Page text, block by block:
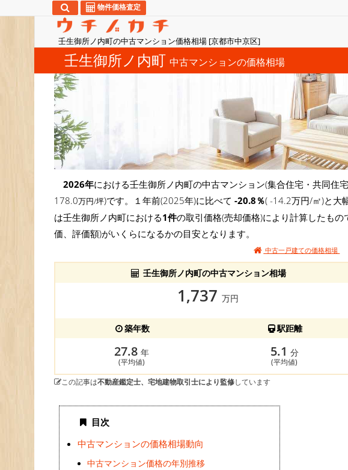
壬生御所ノ内町の中古マンション価格相場 [京都市中京区]
物件価格査定
壬生御所ノ内町 中古マンションの価格相場
2026年における壬生御所ノ内町の中古マンション(集合住宅・共同住
178.0万円/坪)です。１年前(2025年)に比べて -20.8％( -14.2万円/㎡)と大
は壬生御所ノ内町における1件の取引価格(売却価格)により計算したも
価、評価額)がいくらになるかの目安となります。
中古一戸建ての価格相場
壬生御所ノ内町の中古マンション相場
1,737 万円
築年数 駅距離
27.8 年
(平均値)
5.1 分
(平均値)
この記事は不動産鑑定士、宅地建物取引士により監修しています
目次
中古マンションの価格相場動向
中古マンション価格の年別推移